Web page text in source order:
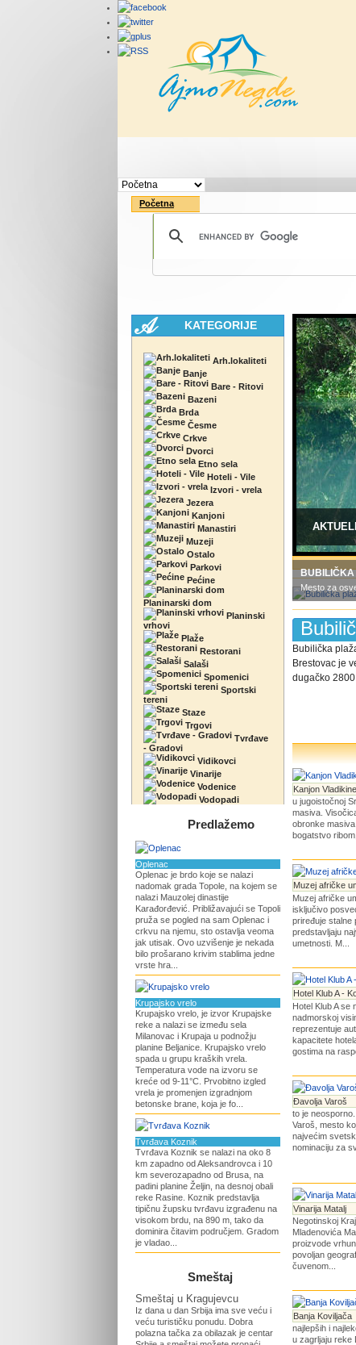
Početna
KATEGORIJE
Arh.lokaliteti
Banje
Bare - Ritovi
Bazeni
Brda
Česme
Crkve
Dvorci
Etno sela
Hoteli - Vile
Izvori - vrela
Jezera
Kanjoni
Manastiri
Muzeji
Ostalo
Parkovi
Pećine
Planinarski dom
Planinski
vrhovi
Plaže
Restorani
Salaši
Spomenici
Sportski
tereni
Staze
Trgovi
Tvrđave
- Gradovi
Vidikovci
Vinarije
Vodenice
Vodopadi
Predlažemo
Oplenac
Oplenac je brdo koje se nalazi
nadomak grada Topole, na kojem se
nalazi Mauzolej dinastije
Karađorđević. Približavajući se Topoli
pruža se pogled na sam Oplenac i
crkvu na njemu, sto ostavlja veoma
jak utisak. Ovo uzvišenje je nekada
bilo prošarano krivim stablima jedne
vrste hra...
Krupajsko vrelo
Krupajsko vrelo, je izvor Krupajske
reke a nalazi se između sela
Milanovac i Krupaja u podnožju
planine Beljanice. Krupajsko vrelo
spada u grupu kraških vrela.
Temperatura vode na izvoru se
kreće od 9-11°C. Prvobitno izgled
vrela je promenjen izgradnjom
betonske brane, koja je fo...
Tvrđava Koznik
Tvrđava Koznik se nalazi na oko 8
km zapadno od Aleksandrovca i 10
km severozapadno od Brusa, na
padini planine Željin, na desnoj obali
reke Rasine. Koznik predstavlja
tipičnu župsku tvrđavu izgrađenu na
visokom brdu, na 890 m, tako da
dominira čitavim područjem. Gradom
je vladao...
Smeštaj
Smeštaj u Kragujevcu
Iz dana u dan Srbija ima sve veću i
veću turističku ponudu. Dobra
polazna tačka za obilazak je centar
Mesto za
Bubilička
Brestovac je
dugačko
Kanjon
u jugoistočnoj
masiva.
obronke
bogatstvo
Muzej afričke
Muzej afričke
isključivo
priređuje stalne
predstavljaju
umetnosti. M...
Hotel Klub A -
Hotel Klub A se
nadmorskoj
reprezentuje
kapacitete
gostima na
Đavolja Varoš
to je
Varoš, mesto
najvećim
nominaciju za
Vinarija Matalj
Negotinskoj
Mladenovića
proizvode
povoljan
čuvenom...
Banja Koviljača
najlepših i
u zagrljaju reke